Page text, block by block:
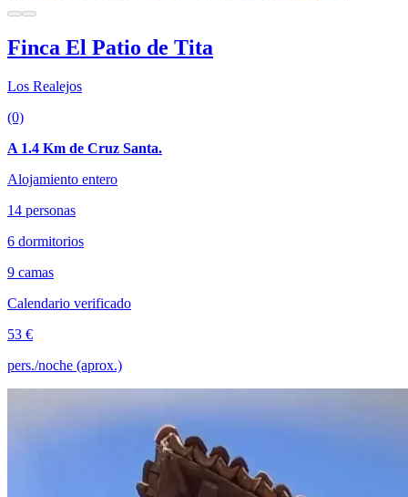
Finca El Patio de Tita
Los Realejos
(0)
A 1.4 Km de Cruz Santa.
Alojamiento entero
14 personas
6 dormitorios
9 camas
Calendario verificado
53 €
pers./noche (aprox.)